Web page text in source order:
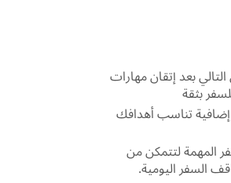
بعد إتقان مهارات
بثقة
تناسب أهدافك
المهمة لتتمكن من
السفر اليومية.